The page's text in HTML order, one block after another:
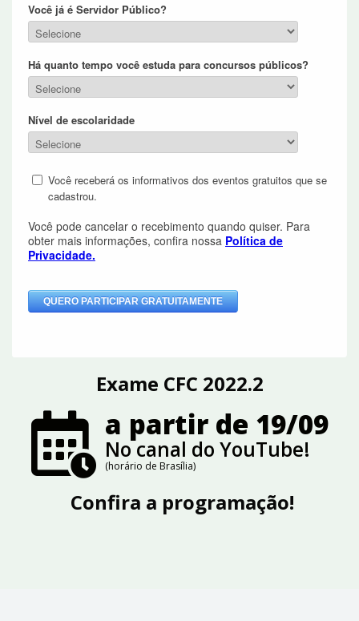
Exame CFC 2022.2
a partir de 19/09
No canal do YouTube!
(horário de Brasília)
Confira a programação!